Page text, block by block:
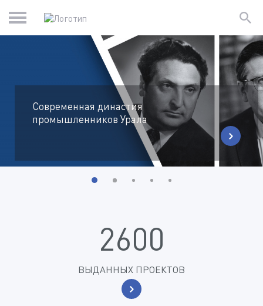
Современная династия
промышленников Урала
2600
ВЫДАННЫХ ПРОЕКТОВ